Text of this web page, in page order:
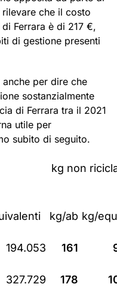
che il costo
Ferrara è di 217 €,
di gestione presenti
per dire che
sostanzialmente
di Ferrara tra il 2021
utile per
subito di seguito.
kg non
kg/ab kg/
194.053 161
327.729 178